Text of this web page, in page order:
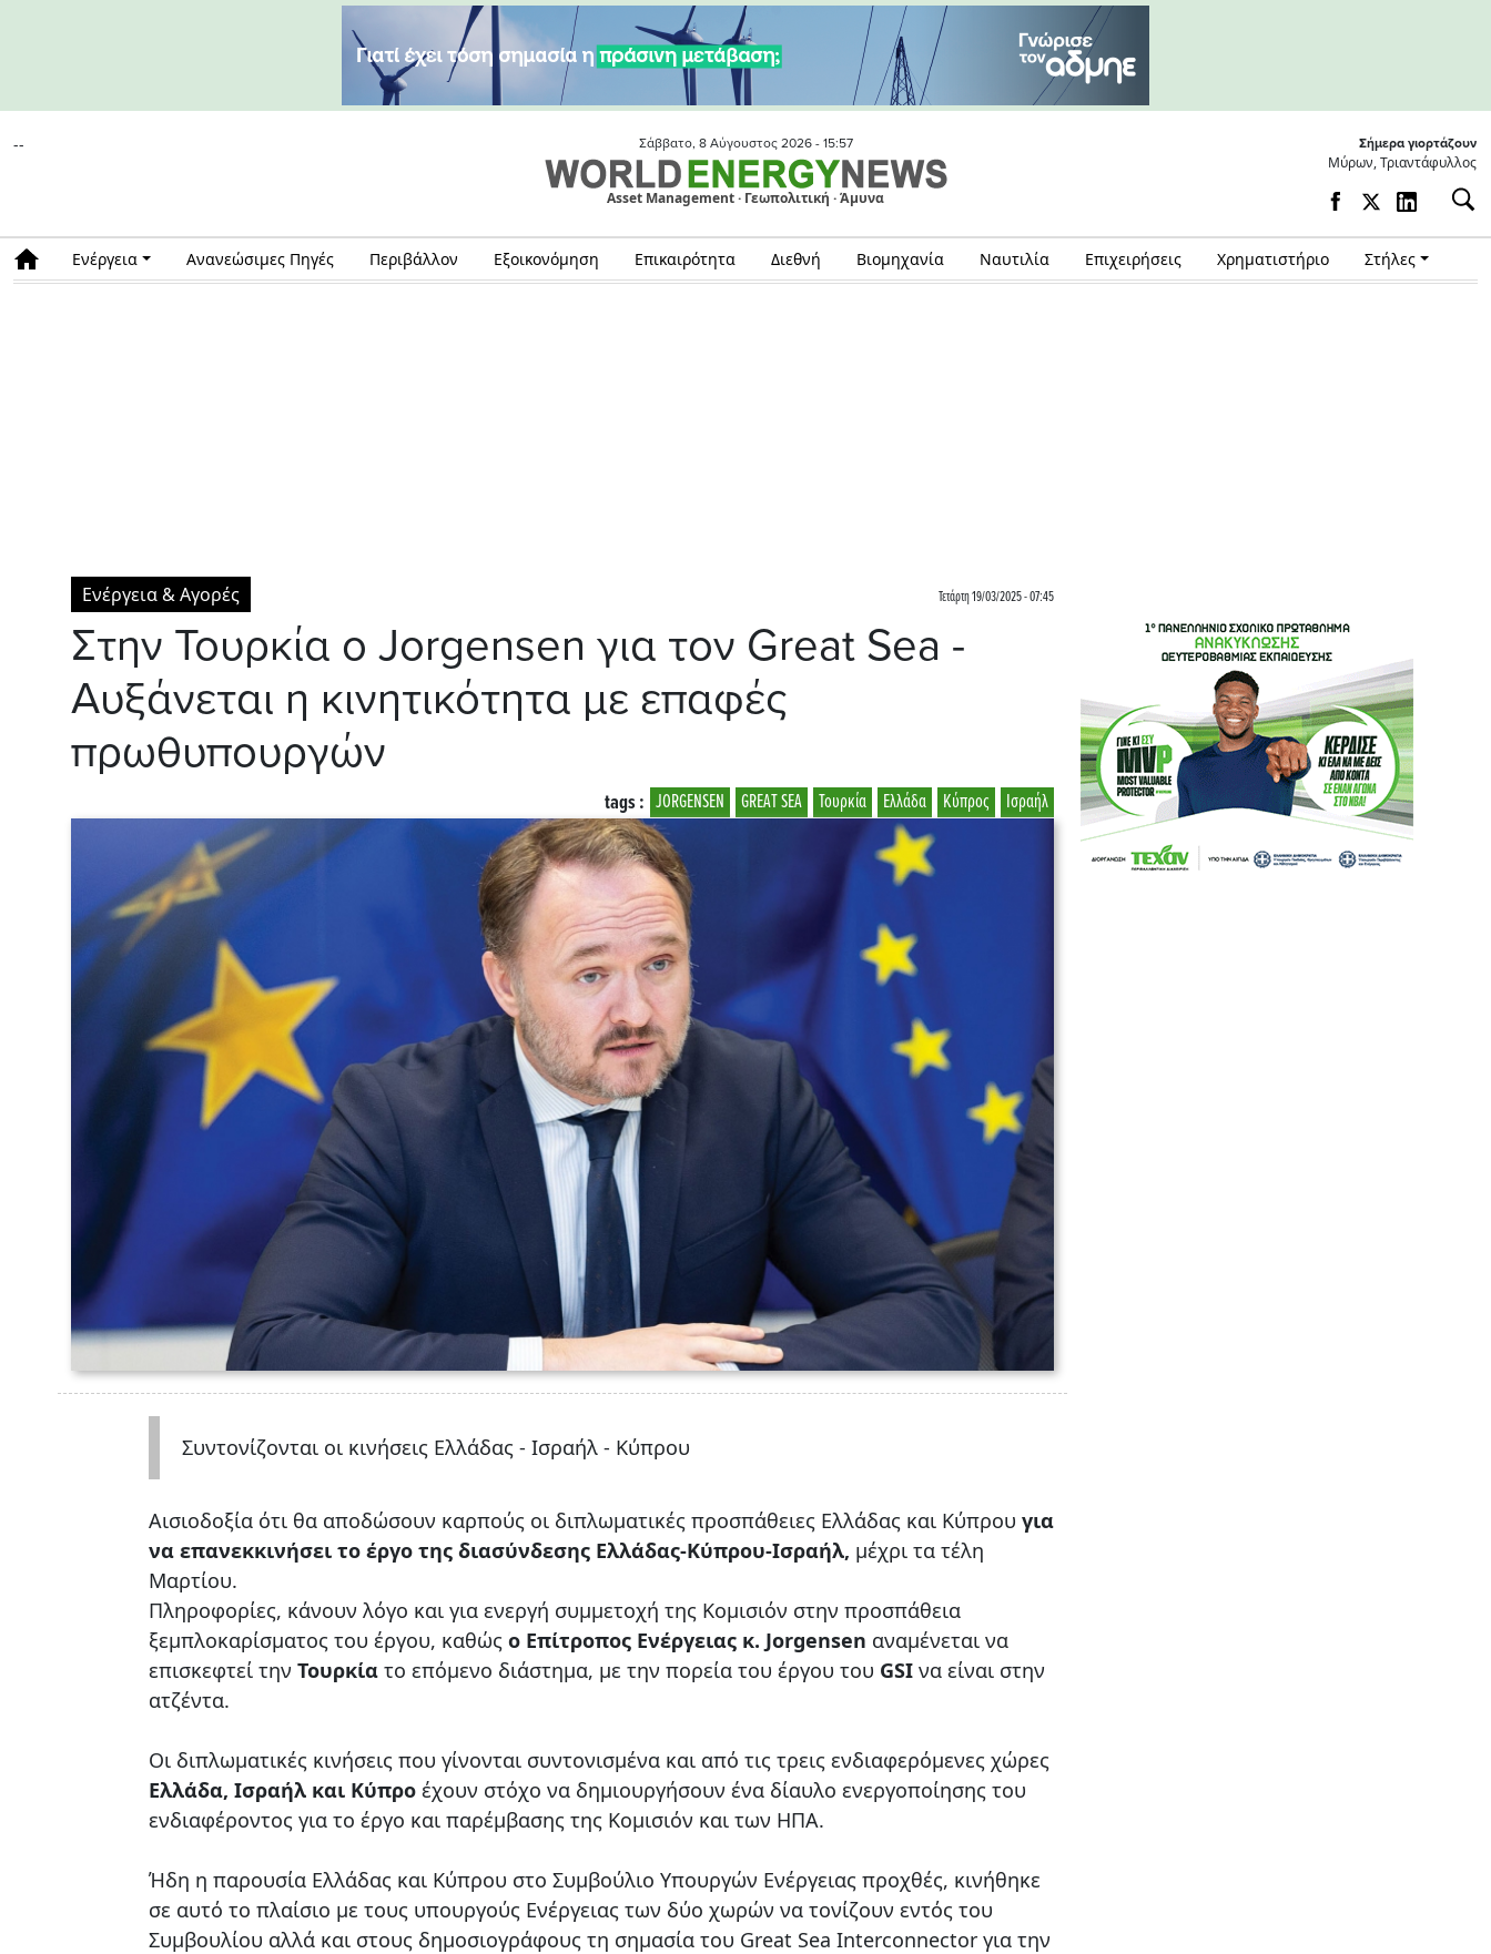
-- Σάββατο, 8 Αύγουστος 2026 - 15:57
Asset Management · Γεωπολιτική · Άμυνα
Σήμερα γιορτάζουν
Μύρων, Τριαντάφυλλος
Ενέργεια Ανανεώσιμες Πηγές Περιβάλλον Εξοικονόμηση Επικαιρότητα Διεθνή Βιομηχανία Ναυτιλία Επιχειρήσεις Χρηματιστήριο Στήλες
Ενέργεια & Αγορές Τετάρτη 19/03/2025 - 07:45
Στην Τουρκία ο Jorgensen για τον Great Sea -
Αυξάνεται η κινητικότητα με επαφές
πρωθυπουργών
Ισραήλ
Κύπρος
Ελλάδα
Τουρκία
GREAT SEA
JORGENSEN
tags :
Συντονίζονται οι κινήσεις Ελλάδας - Ισραήλ - Κύπρου
Αισιοδοξία ότι θα αποδώσουν καρπούς οι διπλωματικές προσπάθειες Ελλάδας και Κύπρου για
να επανεκκινήσει το έργο της διασύνδεσης Ελλάδας-Κύπρου-Ισραήλ, μέχρι τα τέλη
Μαρτίου.
Πληροφορίες, κάνουν λόγο και για ενεργή συμμετοχή της Κομισιόν στην προσπάθεια
ξεμπλοκαρίσματος του έργου, καθώς ο Επίτροπος Ενέργειας κ. Jorgensen αναμένεται να
επισκεφτεί την Τουρκία το επόμενο διάστημα, με την πορεία του έργου του GSI να είναι στην
ατζέντα.
Οι διπλωματικές κινήσεις που γίνονται συντονισμένα και από τις τρεις ενδιαφερόμενες χώρες
Ελλάδα, Ισραήλ και Κύπρο έχουν στόχο να δημιουργήσουν ένα δίαυλο ενεργοποίησης του
ενδιαφέροντος για το έργο και παρέμβασης της Κομισιόν και των ΗΠΑ.
Ήδη η παρουσία Ελλάδας και Κύπρου στο Συμβούλιο Υπουργών Ενέργειας προχθές, κινήθηκε
σε αυτό το πλαίσιο με τους υπουργούς Ενέργειας των δύο χωρών να τονίζουν εντός του
Συμβουλίου αλλά και στους δημοσιογράφους τη σημασία του Great Sea Interconnector για την